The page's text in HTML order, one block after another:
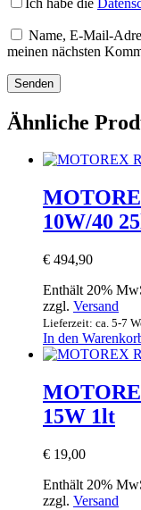
Name, E-Mail-
meinen nächsten
Ähnliche
10W/40
€ 494,90
Enthält 20%
zzgl. Versand
Lieferzeit: ca. 5-7
In den
15W 1lt
€ 19,00
Enthält 20%
zzgl. Versand